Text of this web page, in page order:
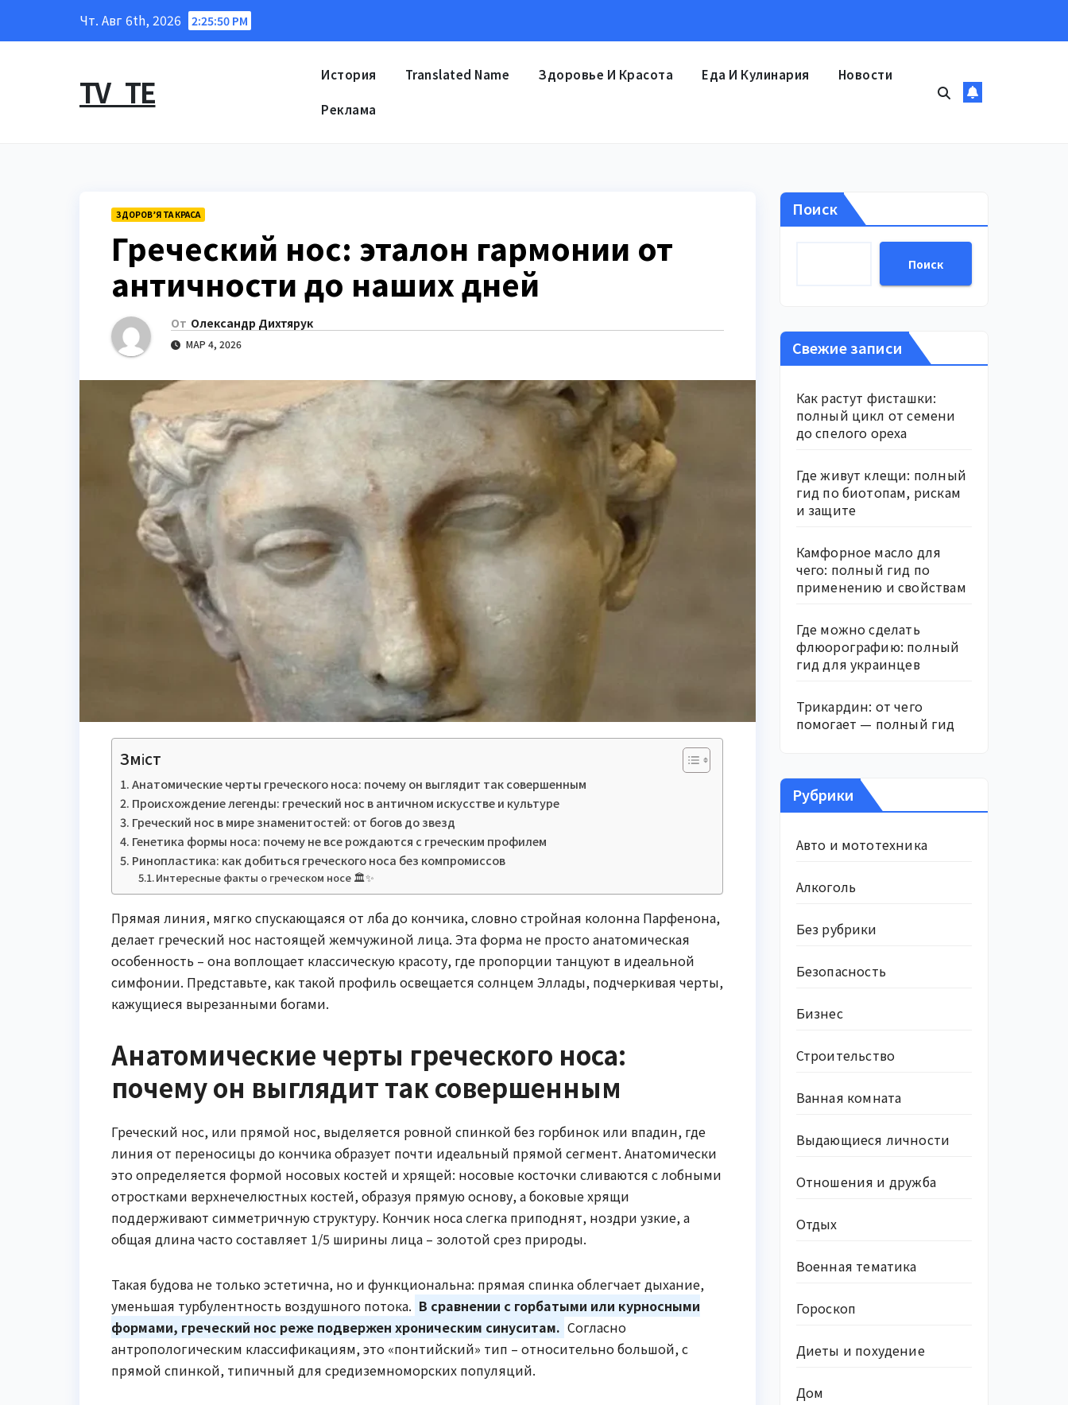
Чт. Авг 6th, 2026 2:25:51 PM
TV_TE История Translated Name Здоровье И Красота Еда И Кулинария Новости
Реклама
ЗДОРОВ’Я ТА КРАСА
Греческий нос: эталон гармонии от
античности до наших дней
От Олександр Дихтярук
МАР 4, 2026
Зміст
Анатомические черты греческого носа: почему он выглядит так совершенным
Происхождение легенды: греческий нос в античном искусстве и культуре
Греческий нос в мире знаменитостей: от богов до звезд
Генетика формы носа: почему не все рождаются с греческим профилем
Ринопластика: как добиться греческого носа без компромиссов
Интересные факты о греческом носе 🏛️✨
Прямая линия, мягко спускающаяся от лба до кончика, словно стройная колонна Парфенона,
делает греческий нос настоящей жемчужиной лица. Эта форма не просто анатомическая
особенность – она воплощает классическую красоту, где пропорции танцуют в идеальной
симфонии. Представьте, как такой профиль освещается солнцем Эллады, подчеркивая черты,
кажущиеся вырезанными богами.
Анатомические черты греческого носа:
почему он выглядит так совершенным
Греческий нос, или прямой нос, выделяется ровной спинкой без горбинок или впадин, где
линия от переносицы до кончика образует почти идеальный прямой сегмент. Анатомически
это определяется формой носовых костей и хрящей: носовые косточки сливаются с лобными
отростками верхнечелюстных костей, образуя прямую основу, а боковые хрящи
поддерживают симметричную структуру. Кончик носа слегка приподнят, ноздри узкие, а
общая длина часто составляет 1/5 ширины лица – золотой срез природы.
Такая будова не только эстетична, но и функциональна: прямая спинка облегчает дыхание,
уменьшая турбулентность воздушного потока. В сравнении с горбатыми или курносными
формами, греческий нос реже подвержен хроническим синуситам. Согласно
антропологическим классификациям, это «понтийский» тип – относительно большой, с
прямой спинкой, типичный для средиземноморских популяций.
Поиск
Поиск
Свежие записи
Как растут фисташки:
полный цикл от семени
до спелого ореха
Где живут клещи: полный
гид по биотопам, рискам
и защите
Камфорное масло для
чего: полный гид по
применению и свойствам
Где можно сделать
флюорографию: полный
гид для украинцев
Трикардин: от чего
помогает — полный гид
Рубрики
Авто и мототехника
Алкоголь
Без рубрики
Безопасность
Бизнес
Строительство
Ванная комната
Выдающиеся личности
Отношения и дружба
Отдых
Военная тематика
Гороскоп
Диеты и похудение
Дом